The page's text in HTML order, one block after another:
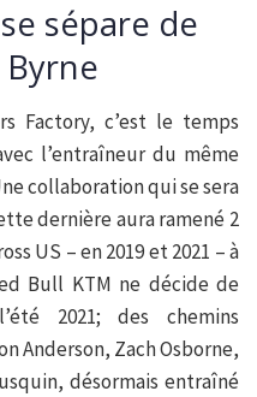
sépare de
Factory, c’est le temps
l’entraîneur du même
collaboration qui se sera
dernière aura ramené 2
US – en 2019 et 2021 – à
Bull KTM ne décide de
2021; des chemins
Anderson, Zach Osborne,
désormais entraîné